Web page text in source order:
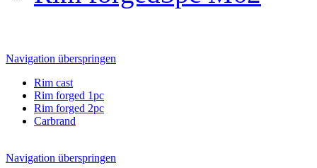
Navigation überspringen
Rim cast
Rim forged 1pc
Rim forged 2pc
Carbrand
Navigation überspringen